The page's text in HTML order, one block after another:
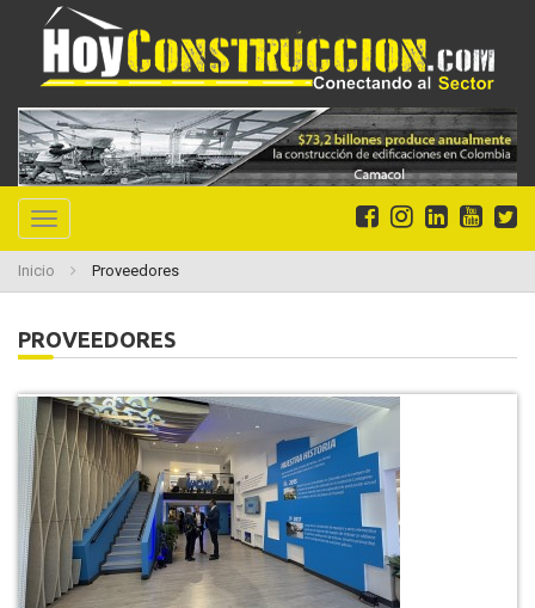
Toggle
navigation
Inicio
Proveedores
PROVEEDORES